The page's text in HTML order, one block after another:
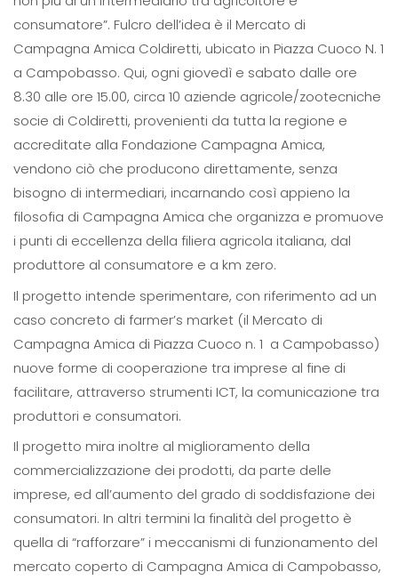
consumatore”. Fulcro dell’idea è il Mercato di
Campagna Amica Coldiretti, ubicato in Piazza Cuoco N. 1
a Campobasso. Qui, ogni giovedì e sabato dalle ore
8.30 alle ore 15.00, circa 10 aziende agricole/zootecniche
socie di Coldiretti, provenienti da tutta la regione e
accreditate alla Fondazione Campagna Amica,
vendono ciò che producono direttamente, senza
bisogno di intermediari, incarnando così appieno la
filosofia di Campagna Amica che organizza e promuove
i punti di eccellenza della filiera agricola italiana, dal
produttore al consumatore e a km zero.
Il progetto intende sperimentare, con riferimento ad un
caso concreto di farmer’s market (il Mercato di
Campagna Amica di Piazza Cuoco n. 1 a Campobasso)
nuove forme di cooperazione tra imprese al fine di
facilitare, attraverso strumenti ICT, la comunicazione tra
produttori e consumatori.
Il progetto mira inoltre al miglioramento della
commercializzazione dei prodotti, da parte delle
imprese, ed all’aumento del grado di soddisfazione dei
consumatori. In altri termini la finalità del progetto è
quella di “rafforzare” i meccanismi di funzionamento del
mercato coperto di Campagna Amica di Campobasso,